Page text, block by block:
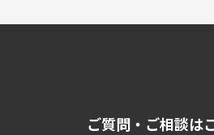
ご質問・ご相談は